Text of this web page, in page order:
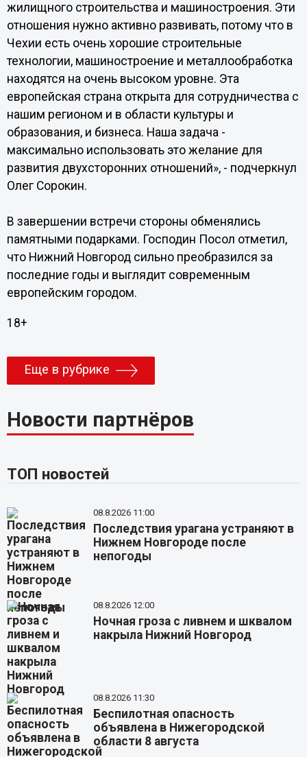
жилищного строительства и машиностроения. Эти
отношения нужно активно развивать, потому что в
Чехии есть очень хорошие строительные
технологии, машиностроение и металлообработка
находятся на очень высоком уровне. Эта
европейская страна открыта для сотрудничества с
нашим регионом и в области культуры и
образования, и бизнеса. Наша задача -
максимально использовать это желание для
развития двухсторонних отношений», - подчеркнул
Олег Сорокин.
В завершении встречи стороны обменялись
памятными подарками. Господин Посол отметил,
что Нижний Новгород сильно преобразился за
последние годы и выглядит современным
европейским городом.
18+
Еще в рубрике
Новости партнёров
ТОП новостей
08.8.2026 11:00
Последствия урагана устраняют в
Нижнем Новгороде после
непогоды
08.8.2026 12:00
Ночная гроза с ливнем и шквалом
накрыла Нижний Новгород
08.8.2026 11:30
Беспилотная опасность
объявлена в Нижегородской
области 8 августа